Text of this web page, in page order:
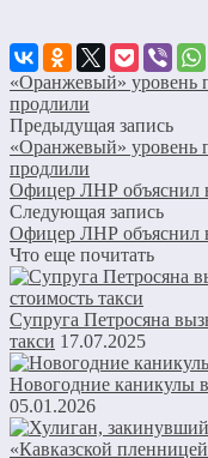
«Оранжевый» уровень
продлили
Предыдущая запись
«Оранжевый» уровень
продлили
Офицер ЛНР объяснил
Следующая запись
Офицер ЛНР объяснил
Что еще почитать
Супруга Петросяна
такси 17.07.2025
Новогодние каникулы
05.01.2026